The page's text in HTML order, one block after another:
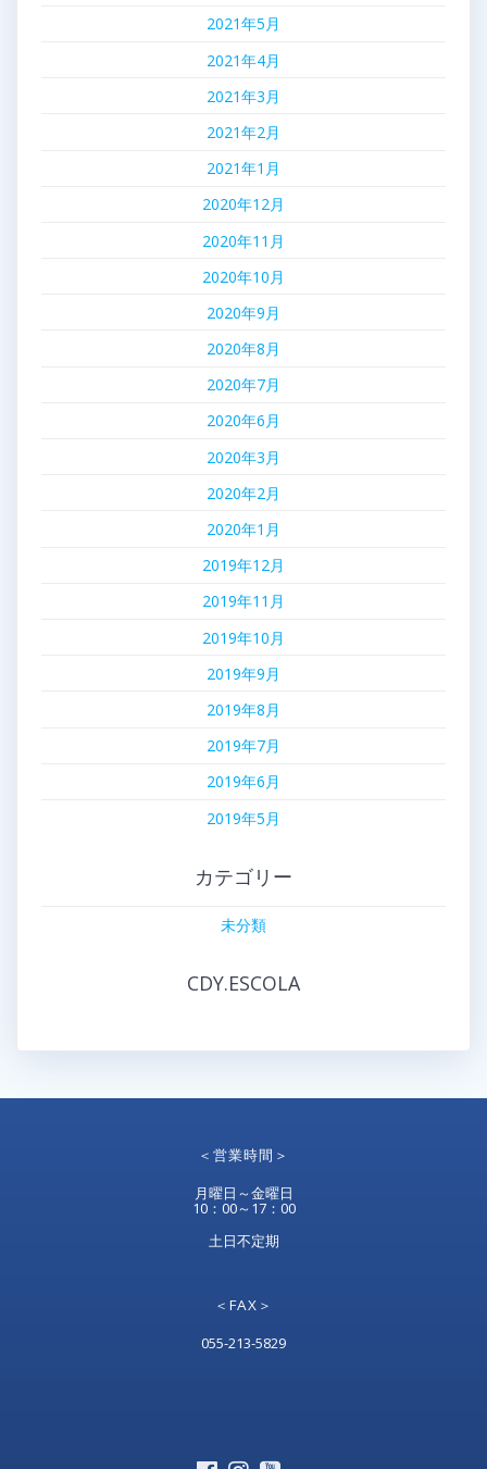
2021年5月
2021年4月
2021年3月
2021年2月
2021年1月
2020年12月
2020年11月
2020年10月
2020年9月
2020年8月
2020年7月
2020年6月
2020年3月
2020年2月
2020年1月
2019年12月
2019年11月
2019年10月
2019年9月
2019年8月
2019年7月
2019年6月
2019年5月
カテゴリー
未分類
CDY.ESCOLA
＜営業時間＞
月曜日～金曜日
10：00～17：00
土日不定期
＜FAX＞
055-213-5829